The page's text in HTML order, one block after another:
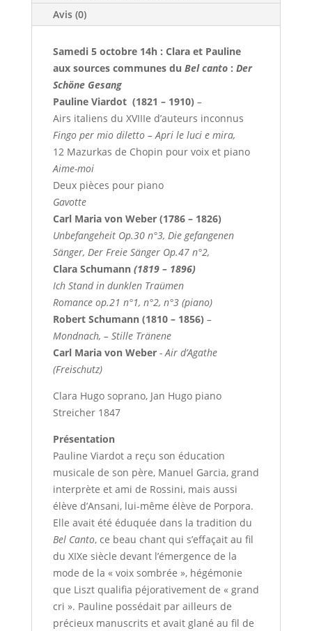
Avis (0)
Samedi 5 octobre 14h : Clara et Pauline
aux sources communes du Bel canto: Der
Schöne Gesang
Pauline Viardot (1821 – 1910) –
Airs italiens du XVIIIe d’auteurs inconnus
Fingo per mio diletto – Apri le luci e mira,
12 Mazurkas de Chopin pour voix et piano
Aime-moi
Deux pièces pour piano
Gavotte
Carl Maria von Weber (1786 – 1826)
Unbefangeheit Op.30 n°3, Die gefangenen
Sänger, Der Freie Sänger Op.47 n°2,
Clara Schumann(1819 – 1896)
Ich Stand in dunklen Traümen
Romance op.21 n°1, n°2, n°3 (piano)
Robert Schumann (1810 – 1856) –
Mondnach, – Stille Tränene
Carl Maria von Weber- Air d’Agathe
(Freischutz)
Clara Hugo soprano, Jan Hugo piano
Streicher 1847
Présentation
Pauline Viardot a reçu son éducation
musicale de son père, Manuel Garcia, grand
interprète et ami de Rossini, mais aussi
élève d’Ansani, lui-même élève de Porpora.
Elle avait été éduquée dans la tradition du
Bel Canto, ce beau chant qui s’effaçait au fil
du XIXe siècle devant l’émergence de la
mode de la « voix sombrée », hégémonie
que Liszt qualifia péjorativement de « grand
cri ». Pauline possédait par ailleurs de
précieux manuscrits et avait glané au fil de